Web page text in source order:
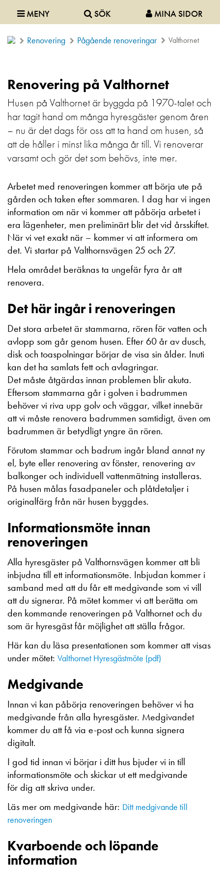
MENY SÖK MINA SIDOR
Renovering Pågående renoveringar Valthornet
Renovering på Valthornet
Husen på Valthornet är byggda på 1970-talet och
har tagit hand om många hyresgäster genom åren
– nu är det dags för oss att ta hand om husen, så
att de håller i minst lika många år till. Vi renoverar
varsamt och gör det som behövs, inte mer.
Arbetet med renoveringen kommer att börja ute på
gården och taken efter sommaren. I dag har vi ingen
information om när vi kommer att påbörja arbetet i
era lägenheter, men preliminärt blir det vid årsskiftet.
När vi vet exakt när – kommer vi att informera om
det. Vi startar på Valthornsvägen 25 och 27.
Hela området beräknas ta ungefär fyra år att
renovera.
Det här ingår i renoveringen
Det stora arbetet är stammarna, rören för vatten och
avlopp som går genom husen. Efter 60 år av dusch,
disk och toaspolningar börjar de visa sin ålder. Inuti
kan det ha samlats fett och avlagringar.
Det måste åtgärdas innan problemen blir akuta.
Eftersom stammarna går i golven i badrummen
behöver vi riva upp golv och väggar, vilket innebär
att vi måste renovera badrummen samtidigt, även om
badrummen är betydligt yngre än rören.
Förutom stammar och badrum ingår bland annat ny
el, byte eller renovering av fönster, renovering av
balkonger och individuell vattenmätning installeras.
På husen målas fasadpaneler och plåtdetaljer i
originalfärg från när husen byggdes.
Informationsmöte innan
renoveringen
Alla hyresgäster på Valthornsvägen kommer att bli
inbjudna till ett informationsmöte. Inbjudan kommer i
samband med att du får ett medgivande som vi vill
att du signerar. På mötet kommer vi att berätta om
den kommande renoveringen på Valthornet och du
som är hyresgäst får möjlighet att ställa frågor.
Här kan du läsa presentationen som kommer att visas
under mötet: Valthornet Hyresgästmöte (pdf)
Medgivande
Innan vi kan påbörja renoveringen behöver vi ha
medgivande från alla hyresgäster. Medgivandet
kommer du att få via e-post och kunna signera
digitalt.
I god tid innan vi börjar i ditt hus bjuder vi in till
informationsmöte och skickar ut ett medgivande
för dig att skriva under.
Läs mer om medgivande här: Ditt medgivande till
renoveringen
Kvarboende och löpande
information